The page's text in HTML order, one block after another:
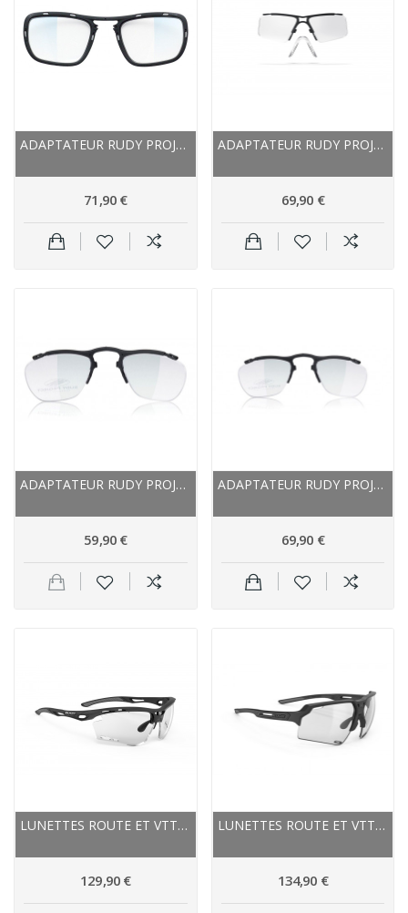
ADAPTATEUR RUDY PROJECT POUR VERRES...
71,90 €
ADAPTATEUR RUDY PROJECT POUR VERRES CORRECTEURS...
69,90 €
ADAPTATEUR RUDY PROJECT POUR VERRES...
59,90 €
ADAPTATEUR RUDY PROJECT POUR VERRES...
69,90 €
LUNETTES ROUTE ET VTT - RUDY PROJECT PROPULSE -...
129,90 €
LUNETTES ROUTE ET VTT - RUDY PROJECT DELTABEAT...
134,90 €